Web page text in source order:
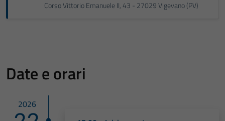
Corso Vittorio Emanuele II, 43 - 27029 Vigevano (PV)
Date e orari
2026